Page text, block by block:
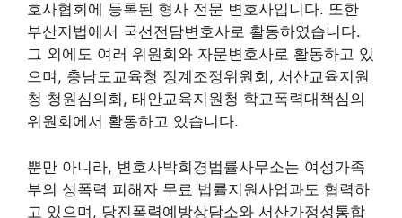
호사협회에 등록된 형사 전문 변호사입니다. 또한
부산지법에서 국선전담변호사로 활동하였습니다.
그 외에도 여러 위원회와 자문변호사로 활동하고 있
으며, 충남도교육청 징계조정위원회, 서산교육지원
청 청원심의회, 태안교육지원청 학교폭력대책심의
위원회에서 활동하고 있습니다.
뿐만 아니라, 변호사박희경법률사무소는 여성가족
부의 성폭력 피해자 무료 법률지원사업과도 협력하
고 있으며, 당진폭력예방상담소와 서산가정성통합